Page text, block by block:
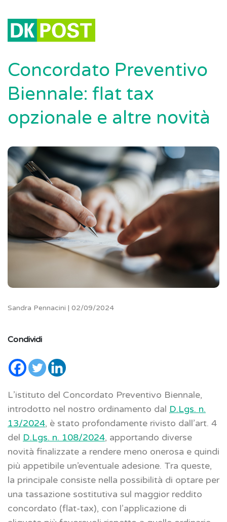
Concordato Preventivo
Biennale: flat tax
opzionale e altre novità
Sandra Pennacini | 02/09/2024
Condividi
L’istituto del Concordato Preventivo Biennale,
introdotto nel nostro ordinamento dal D.Lgs. n.
13/2024, è stato profondamente rivisto dall’art. 4
del D.Lgs. n. 108/2024, apportando diverse
novità finalizzate a rendere meno onerosa e quindi
più appetibile un’eventuale adesione. Tra queste,
la principale consiste nella possibilità di optare per
una tassazione sostitutiva sul maggior reddito
concordato (flat-tax), con l’applicazione di